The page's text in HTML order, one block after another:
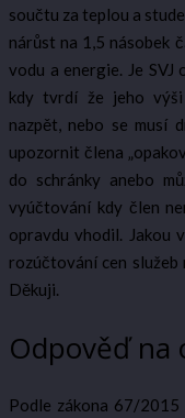
součtu za teplou a
nárůst na 1,5 násobek
vodu a energie. Je
kdy tvrdí že jeho výši
nazpět, nebo se musí
upozornit člena
do schránky anebo
vyúčtování kdy člen
opravdu vhodil. Jakou
rozúčtování cen služeb
Děkuji.
Odpověď na
Podle zákona 67/